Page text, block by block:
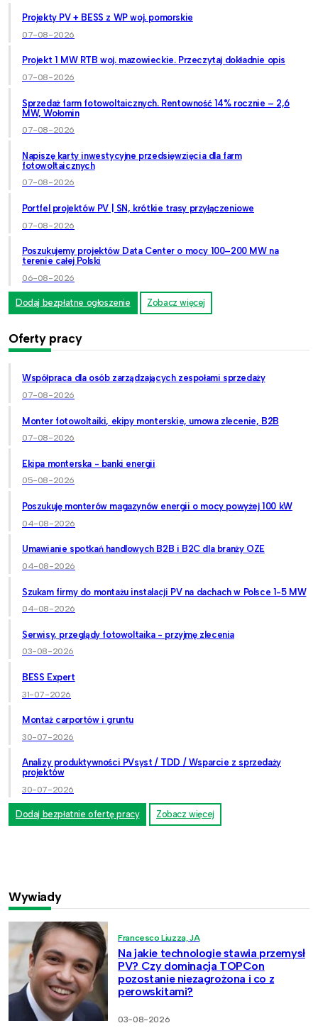
Projekty PV + BESS z WP woj. pomorskie
07-08-2026
Projekt 1 MW RTB woj. mazowieckie. Przeczytaj dokładnie opis
07-08-2026
Sprzedaż farm fotowoltaicznych. Rentowność 14% rocznie – 2,6
MW, Wołomin
07-08-2026
Napiszę karty inwestycyjne przedsięwzięcia dla farm
fotowoltaicznych
07-08-2026
Portfel projektów PV | SN, krótkie trasy przyłączeniowe
07-08-2026
Poszukujemy projektów Data Center o mocy 100–200 MW na
terenie całej Polski
06-08-2026
Dodaj bezpłatne ogłoszenie Zobacz więcej
Oferty pracy
Współpraca dla osób zarządzających zespołami sprzedaży
07-08-2026
Monter fotowoltaiki, ekipy monterskie, umowa zlecenie, B2B
07-08-2026
Ekipa monterska - banki energii
05-08-2026
Poszukuję monterów magazynów energii o mocy powyżej 100 kW
04-08-2026
Umawianie spotkań handlowych B2B i B2C dla branży OZE
04-08-2026
Szukam firmy do montażu instalacji PV na dachach w Polsce 1-5 MW
04-08-2026
Serwisy, przeglądy fotowoltaika - przyjmę zlecenia
03-08-2026
BESS Expert
31-07-2026
Montaż carportów i gruntu
30-07-2026
Analizy produktywności PVsyst / TDD / Wsparcie z sprzedaży
projektów
30-07-2026
Dodaj bezpłatnie ofertę pracy Zobacz więcej
Wywiady
Francesco Liuzza, JA
Na jakie technologie stawia przemysł
PV? Czy dominacja TOPCon
pozostanie niezagrożona i co z
perowskitami?
03-08-2026